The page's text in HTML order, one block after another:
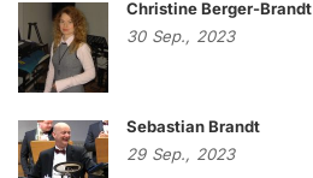
Christine Berger-Brandt
30 Sep., 2023
Sebastian Brandt
29 Sep., 2023